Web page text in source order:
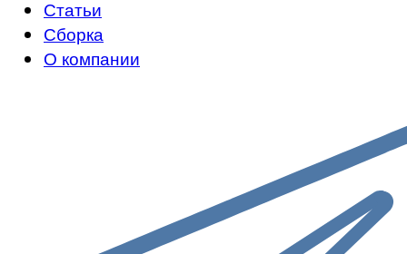
Статьи
Сборка
О компании